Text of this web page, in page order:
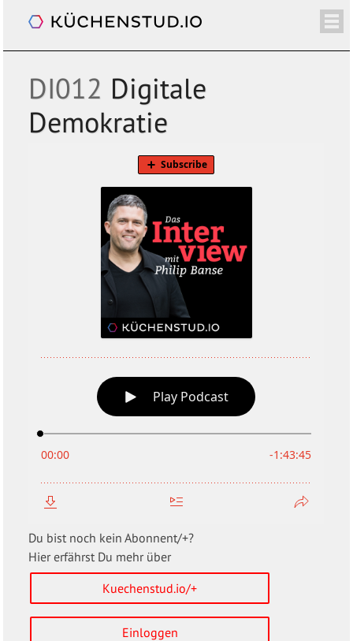
/+ ÜBER SHOP NEWSLETTER
KALENDER
DI012 Digitale
Demokratie
Du bist noch kein Abonnent/+?
Hier erfährst Du mehr über
Kuechenstud.io/+
Einloggen